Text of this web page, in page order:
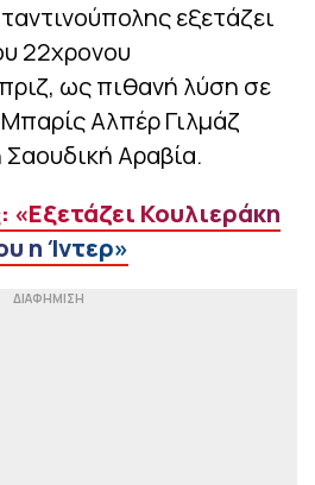
εξετάζει
22χρονου
ως πιθανή λύση σε
Αλπέρ Γιλμάζ
Αραβία.
«Εξετάζει Κουλιεράκη
η Ίντερ»